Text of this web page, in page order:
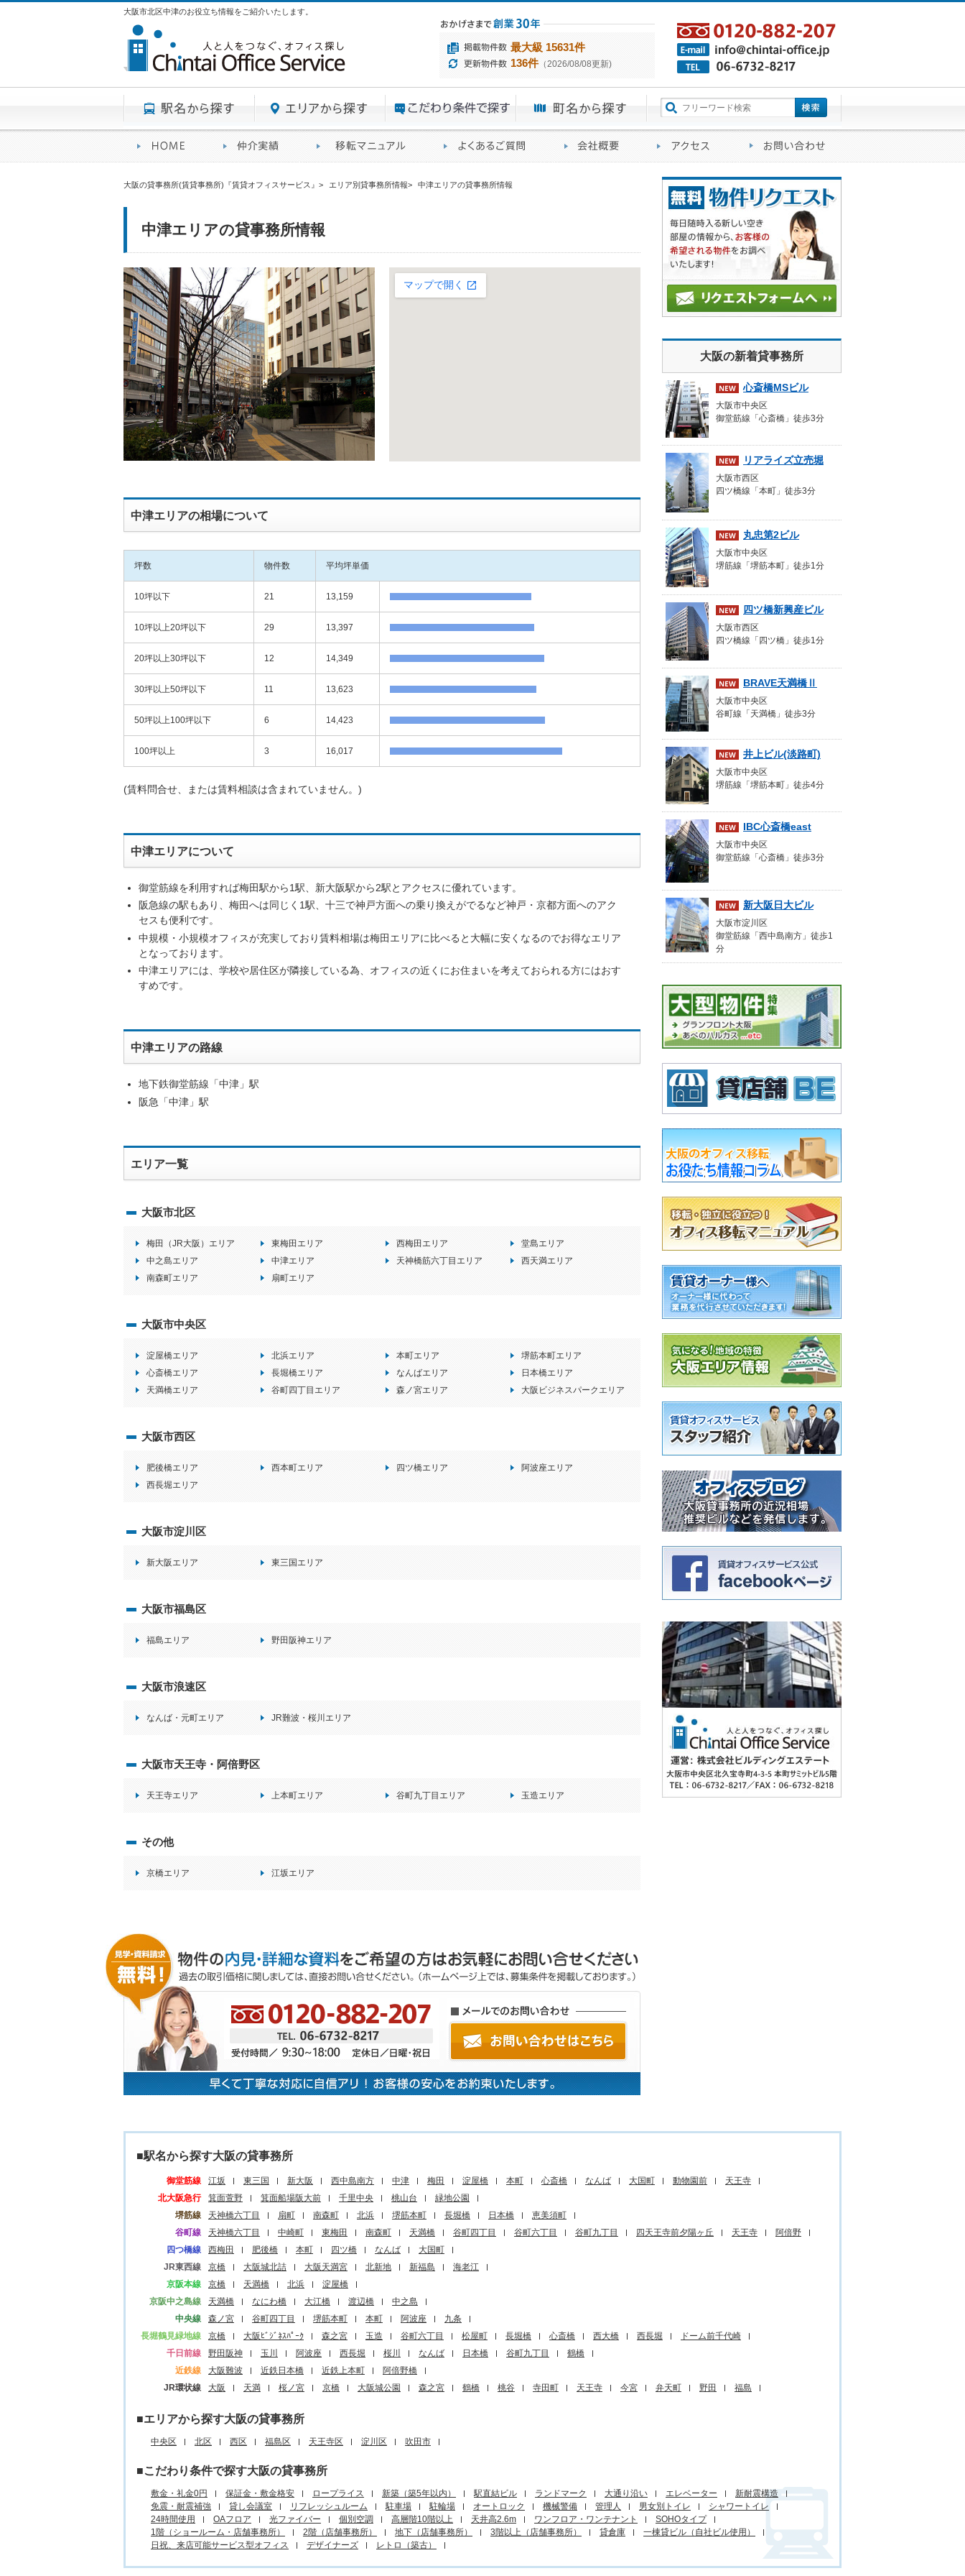
大阪市北区中津のお役立ち情報をご紹介いたします。
最大級 15631件
136件（2026/08/08更新)
大阪の貸事務所(賃貸事務所)『賃貸オフィスサービス』 > エリア別貸事務所情報> 中津エリアの貸事務所情報
中津エリアの貸事務所情報
中津エリアの相場について
坪数 物件数 平均坪単価
10坪以下 21 13,159
10坪以上20坪以下 29 13,397
20坪以上30坪以下 12 14,349
30坪以上50坪以下 11 13,623
50坪以上100坪以下 6 14,423
100坪以上 3 16,017
(賃料問合せ、または賃料相談は含まれていません。)
中津エリアについて
御堂筋線を利用すれば梅田駅から1駅、新大阪駅から2駅とアクセスに優れています。
阪急線の駅もあり、梅田へは同じく1駅、十三で神戸方面への乗り換えがでるなど神戸・京都方面へのアク
セスも便利です。
中規模・小規模オフィスが充実しており賃料相場は梅田エリアに比べると大幅に安くなるのでお得なエリア
となっております。
中津エリアには、学校や居住区が隣接している為、オフィスの近くにお住まいを考えておられる方にはおす
すめです。
中津エリアの路線
地下鉄御堂筋線「中津」駅
阪急「中津」駅
エリア一覧
大阪市北区
梅田（JR大阪）エリア 東梅田エリア 西梅田エリア
堂島エリア
中之島エリア
中津エリア 天神橋筋六丁目エリア
西天満エリア
南森町エリア
扇町エリア
大阪市中央区
淀屋橋エリア 北浜エリア 本町エリア
堺筋本町エリア
心斎橋エリア
長堀橋エリア なんばエリア
日本橋エリア
天満橋エリア
谷町四丁目エリア 森ノ宮エリア 大阪ビジネスパークエリア
大阪市西区
肥後橋エリア 西本町エリア 四ツ橋エリア
阿波座エリア
西長堀エリア
大阪市淀川区
新大阪エリア 東三国エリア
大阪市福島区
福島エリア 野田阪神エリア
大阪市浪速区
なんば・元町エリア JR難波・桜川エリア
大阪市天王寺・阿倍野区
天王寺エリア 上本町エリア 谷町九丁目エリア 玉造エリア
その他
京橋エリア 江坂エリア
大阪の新着貸事務所
心斎橋MSビル
大阪市中央区
御堂筋線「心斎橋」徒歩3分
リアライズ立売堀
大阪市西区
四ツ橋線「本町」徒歩3分
丸忠第2ビル
大阪市中央区
堺筋線「堺筋本町」徒歩1分
四ツ橋新興産ビル
大阪市西区
四ツ橋線「四ツ橋」徒歩1分
BRAVE天満橋Ⅱ
大阪市中央区
谷町線「天満橋」徒歩3分
井上ビル(淡路町)
大阪市中央区
堺筋線「堺筋本町」徒歩4分
IBC心斎橋east
大阪市中央区
御堂筋線「心斎橋」徒歩3分
新大阪日大ビル
大阪市淀川区
御堂筋線「西中島南方」徒歩1
分
■駅名から探す大阪の貸事務所
御堂筋線 江坂 東三国 新大阪 西中島南方 中津 梅田 淀屋橋 本町 心斎橋 なんば 大国町 動物園前
天王寺
北大阪急行
箕面萱野 箕面船場阪大前 千里中央 桃山台
緑地公園
堺筋線
天神橋六丁目 扇町 南森町 北浜 堺筋本町 長堀橋 日本橋
恵美須町
谷町線
天神橋六丁目 中崎町 東梅田 南森町 天満橋 谷町四丁目 谷町六丁目 谷町九丁目 四天王寺前夕陽ヶ丘 天王寺
阿倍野
四つ橋線
西梅田 肥後橋 本町 四ツ橋 なんば
大国町
JR東西線
京橋 大阪城北詰 大阪天満宮 北新地 新福島
海老江
京阪本線
京橋 天満橋 北浜
淀屋橋
京阪中之島線
天満橋 なにわ橋 大江橋 渡辺橋
中之島
中央線
森ノ宮 谷町四丁目 堺筋本町 本町 阿波座
九条
長堀鶴見緑地線
京橋 大阪ﾋﾞｼﾞﾈｽﾊﾟｰｸ 森之宮 玉造 谷町六丁目 松屋町 長堀橋 心斎橋 西大橋 西長堀
ドーム前千代崎
千日前線
野田阪神 玉川 阿波座 西長堀 桜川 なんば 日本橋 谷町九丁目
鶴橋
近鉄線
大阪難波 近鉄日本橋 近鉄上本町
阿倍野橋
JR環状線
大阪 天満 桜ノ宮 京橋 大阪城公園 森之宮 鶴橋 桃谷 寺田町 天王寺 今宮 弁天町 野田 福島
■エリアから探す大阪の貸事務所
中央区 北区 西区 福島区 天王寺区 淀川区 吹田市
■こだわり条件で探す大阪の貸事務所
敷金・礼金0円 保証金・敷金格安 ロープライス 新築（築5年以内） 駅直結ビル ランドマーク 大通り沿い エレベーター
新耐震構造
免震・耐震補強
貸し会議室 リフレッシュルーム 駐車場 駐輪場 オートロック 機械警備 管理人 男女別トイレ
シャワートイレ
24時間使用
OAフロア 光ファイバー 個別空調 高層階10階以上 天井高2.6m ワンフロア・ワンテナント
SOHOタイプ
1階（ショールーム・店舗事務所）
2階（店舗事務所） 地下（店舗事務所） 3階以上（店舗事務所） 貸倉庫
一棟貸ビル（自社ビル使用）
日祝、来店可能サービス型オフィス
デザイナーズ レトロ（築古）